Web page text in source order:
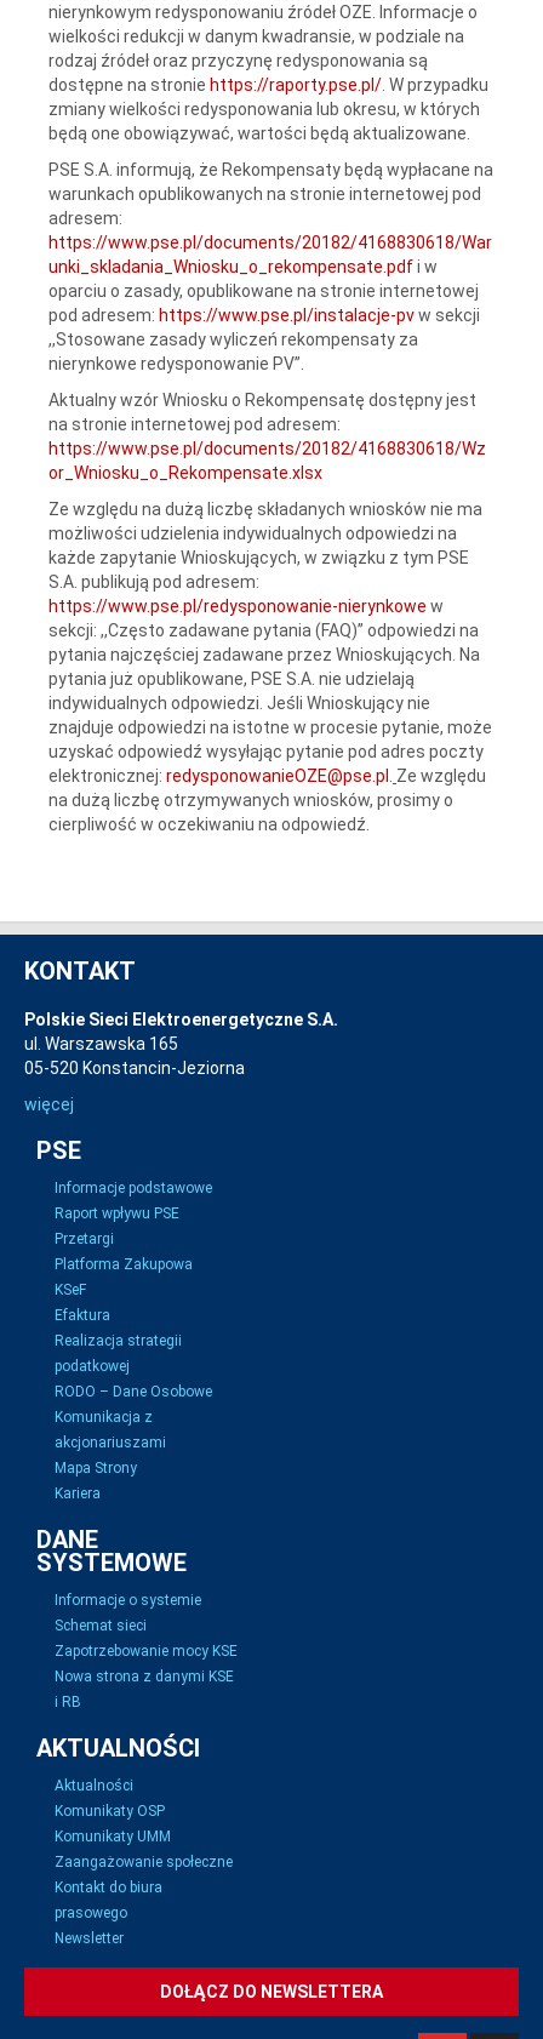
nierynkowym redysponowaniu źródeł OZE. Informacje o
wielkości redukcji w danym kwadransie, w podziale na
rodzaj źródeł oraz przyczynę redysponowania są
dostępne na stronie https://raporty.pse.pl/ . W przypadku
zmiany wielkości redysponowania lub okresu, w których
będą one obowiązywać, wartości będą aktualizowane.
PSE S.A. informują, że Rekompensaty będą wypłacane na
warunkach opublikowanych na stronie internetowej pod
adresem:
https://www.pse.pl/documents/20182/4168830618/War
unki_skladania_Wniosku_o_rekompensate.pdfi w
oparciu o zasady, opublikowane na stronie internetowej
pod adresem: https://www.pse.pl/instalacje-pvw sekcji
,,Stosowane zasady wyliczeń rekompensaty za
nierynkowe redysponowanie PV”.
Aktualny wzór Wniosku o Rekompensatę dostępny jest
na stronie internetowej pod adresem:
https://www.pse.pl/documents/20182/4168830618/Wz
or_Wniosku_o_Rekompensate.xlsx
Ze względu na dużą liczbę składanych wniosków nie ma
możliwości udzielenia indywidualnych odpowiedzi na
każde zapytanie Wnioskujących, w związku z tym PSE
S.A. publikują pod adresem:
https://www.pse.pl/redysponowanie-nierynkowe w
sekcji: ,,Często zadawane pytania (FAQ)” odpowiedzi na
pytania najczęściej zadawane przez Wnioskujących. Na
pytania już opublikowane, PSE S.A. nie udzielają
indywidualnych odpowiedzi. Jeśli Wnioskujący nie
znajduje odpowiedzi na istotne w procesie pytanie, może
uzyskać odpowiedź wysyłając pytanie pod adres poczty
elektronicznej: redysponowanieOZE@pse.pl
Ze względu
na dużą liczbę otrzymywanych wniosków, prosimy o
cierpliwość w oczekiwaniu na odpowiedź.
KONTAKT
Polskie Sieci Elektroenergetyczne S.A.
ul. Warszawska 165
05-520 Konstancin-Jeziorna
więcej
PSE
Informacje podstawowe
Raport wpływu PSE
Przetargi
Platforma Zakupowa
KSeF
Efaktura
Realizacja strategii
podatkowej
RODO – Dane Osobowe
Komunikacja z
akcjonariuszami
Mapa Strony
Kariera
DANE
SYSTEMOWE
Informacje o systemie
Schemat sieci
Zapotrzebowanie mocy KSE
Nowa strona z danymi KSE
i RB
AKTUALNOŚCI
Aktualności
Komunikaty OSP
Komunikaty UMM
Zaangażowanie społeczne
Kontakt do biura
prasowego
Newsletter
DOŁĄCZ DO NEWSLETTERA